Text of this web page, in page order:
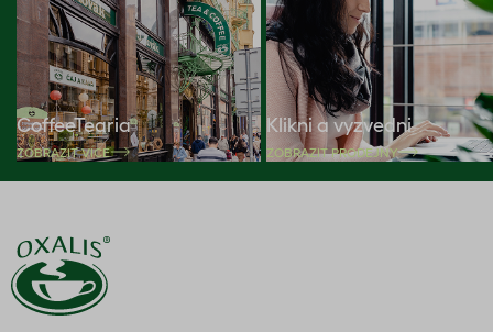
CoffeeTearia
ZOBRAZIT VÍCE
Klikni a vyzvedni
ZOBRAZIT PRODEJNY